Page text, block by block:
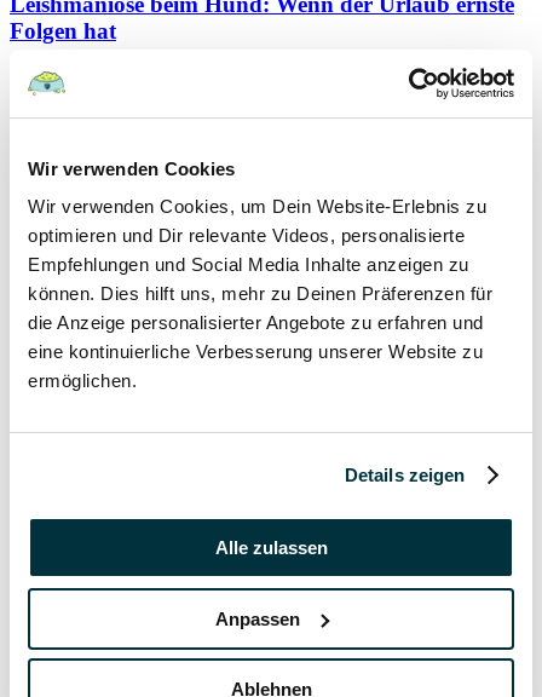
Wir verwenden Cookies
Wir verwenden Cookies, um Dein Website-Erlebnis zu
optimieren und Dir relevante Videos, personalisierte
Empfehlungen und Social Media Inhalte anzeigen zu
können. Dies hilft uns, mehr zu Deinen Präferenzen für
die Anzeige personalisierter Angebote zu erfahren und
eine kontinuierliche Verbesserung unserer Website zu
ermöglichen.
Details zeigen
Alle zulassen
Anpassen
Ablehnen
Folgen hat
Hunde
22 August 2022
Hundefutter und Wasser im Urlaub: Worauf sollte
besonders geachtet werden?
Hunde
17 August 2022
Was dürfen Katzen nicht essen?
Katzen
Vitamin B für den Hund: Für was ist es wichtig?
Hunde
13 August 2022